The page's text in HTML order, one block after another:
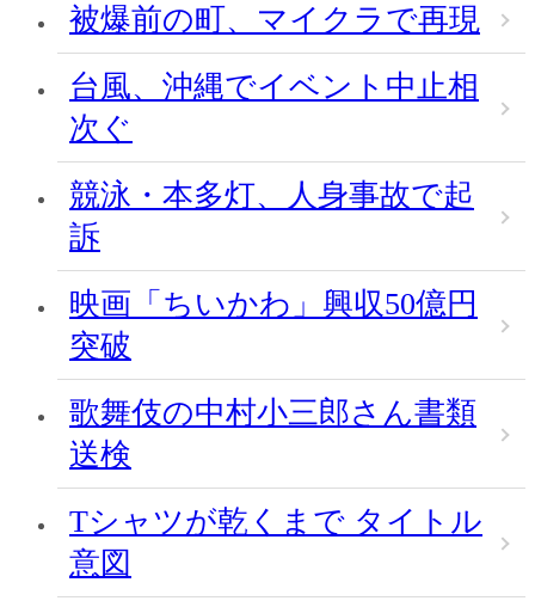
被爆前の町、マイクラで再現
台風、沖縄でイベント中止相
次ぐ
競泳・本多灯、人身事故で起
訴
映画「ちいかわ」興収50億円
突破
歌舞伎の中村小三郎さん書類
送検
Tシャツが乾くまで タイトル
意図